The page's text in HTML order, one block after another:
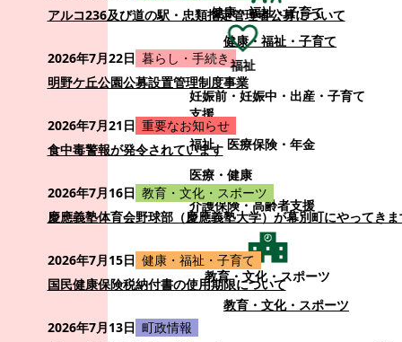
健康・福祉・子育て
健康・福祉・子育て
妊娠前・妊娠中・出産・子育て
支援
福祉
医療保険・年金
医療・健康
介護保険・高齢者支援
教育・文化・スポーツ
教育・文化・スポーツ
アルコ236及び道の駅・忠類指定管理者公募について
2026年7月22日 暮らし・手続き
明野ケ丘公園公募設置管理制度事業
2026年7月21日 重要なお知らせ
食中毒警報が発令されています
2026年7月16日 教育・文化・スポーツ
慶應義塾体育会野球部（慶應義塾大学）が幕別町にやってき
2026年7月15日 健康・福祉・子育て
国民健康保険税納付書の使用期限について
2026年7月13日 町政情報
福祉